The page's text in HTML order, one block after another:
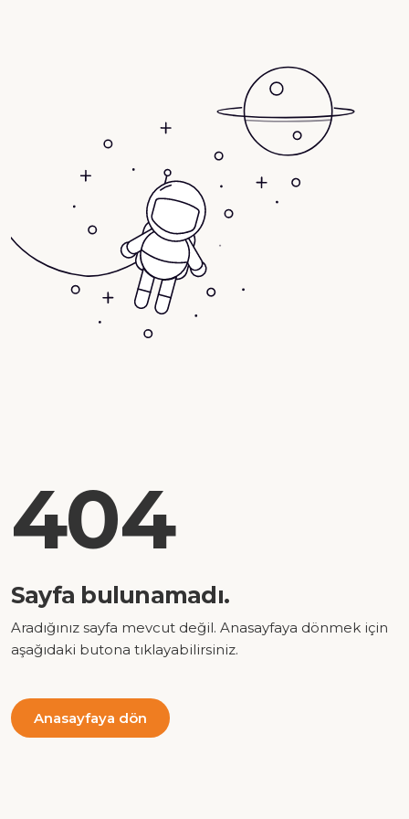
404
Sayfa bulunamadı.
Aradığınız sayfa mevcut değil. Anasayfaya dönmek için
aşağıdaki butona tıklayabilirsiniz.
Anasayfaya dön